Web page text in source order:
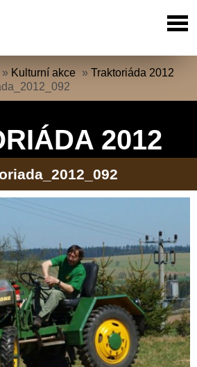
» Kulturní akce »Traktoriáda 2012
2012